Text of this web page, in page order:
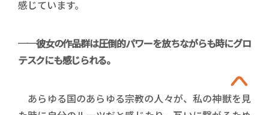
感じています。
──彼女の作品群は圧倒的パワーを放ちながらも時にグロ
テスクにも感じられる。
あらゆる国のあらゆる宗教の人々が、私の神獣を見